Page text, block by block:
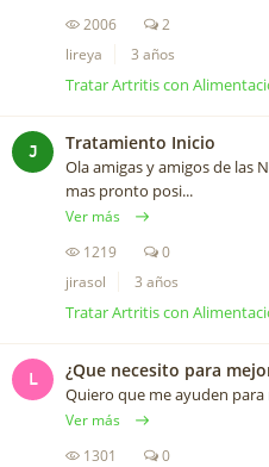
2006
2
lireya
3 años
Tratar Artritis con
J Tratamiento Inicio
Ola amigas y amigos de las
mas pronto posi...
Ver más
1219
0
jirasol
3 años
Tratar Artritis con
L ¿Que necesito para
Quiero que me ayuden
Ver más
1301
0